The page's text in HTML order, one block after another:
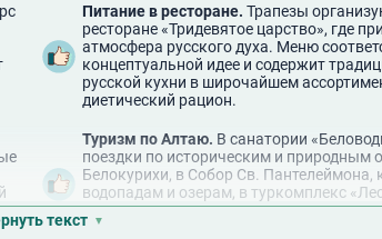
Питание в ресторане. Трапезы
ресторане «Тридевятое царство», где
атмосфера русского духа. Меню
концептуальной идее и содержит
русской кухни в широчайшем
диетический рацион.
Туризм по Алтаю. В санатории
поездки по историческим и природным
Белокурихи, в Собор Св. Пантелеймона,
водопадам и озерам, в туркомплекс
сыроварню, на пасеку, в заповедник,
другие места силы.
текст